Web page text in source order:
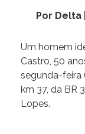
Por Delta
Um homem
Castro, 50
segunda-feira
km 37, da BR
Lopes.